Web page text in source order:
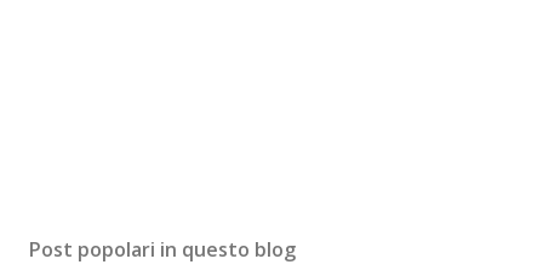
Post popolari in questo blog